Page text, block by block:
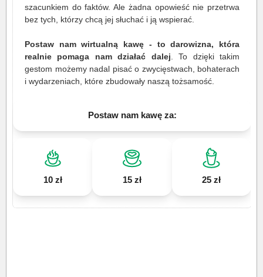
szacunkiem do faktów. Ale żadna opowieść nie przetrwa
bez tych, którzy chcą jej słuchać i ją wspierać.
Postaw nam wirtualną kawę - to darowizna, która
realnie pomaga nam działać dalej . To dzięki takim
gestom możemy nadal pisać o zwycięstwach, bohaterach
i wydarzeniach, które zbudowały naszą tożsamość.
Postaw nam kawę za:
10 zł 15 zł 25 zł